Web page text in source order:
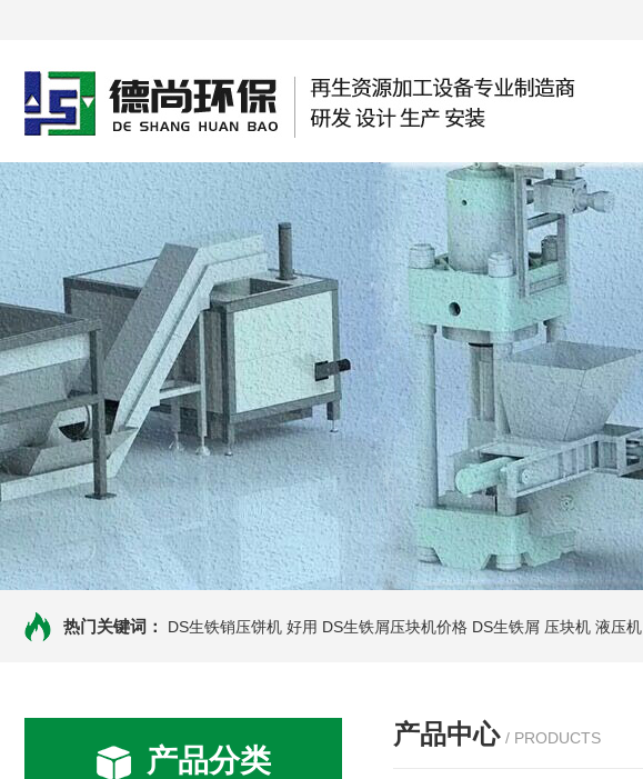
热门关键词： DS生铁销压饼机 好用 DS生铁屑压块机价格 DS生铁屑 压块机 液压机
产品分类
产品中心 / PRODUCTS